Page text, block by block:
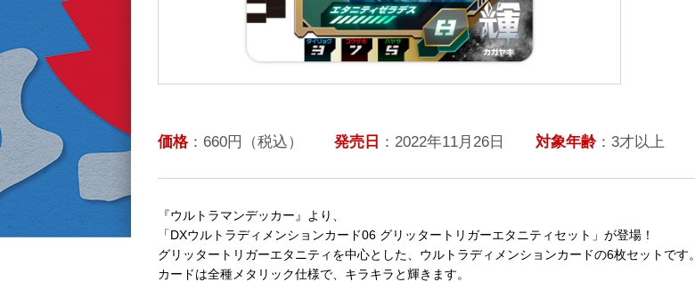
価格：660円（税込） 発売日 ：2022年11月26日 対象年齢：3才以上
『ウルトラマンデッカー』より、
「DXウルトラディメンションカード06 グリッタートリガーエタニティセット」が登場！
グリッタートリガーエタニティを中心とした、ウルトラディメンションカードの6枚セットです。
カードは全種メタリック仕様で、キラキラと輝きます。